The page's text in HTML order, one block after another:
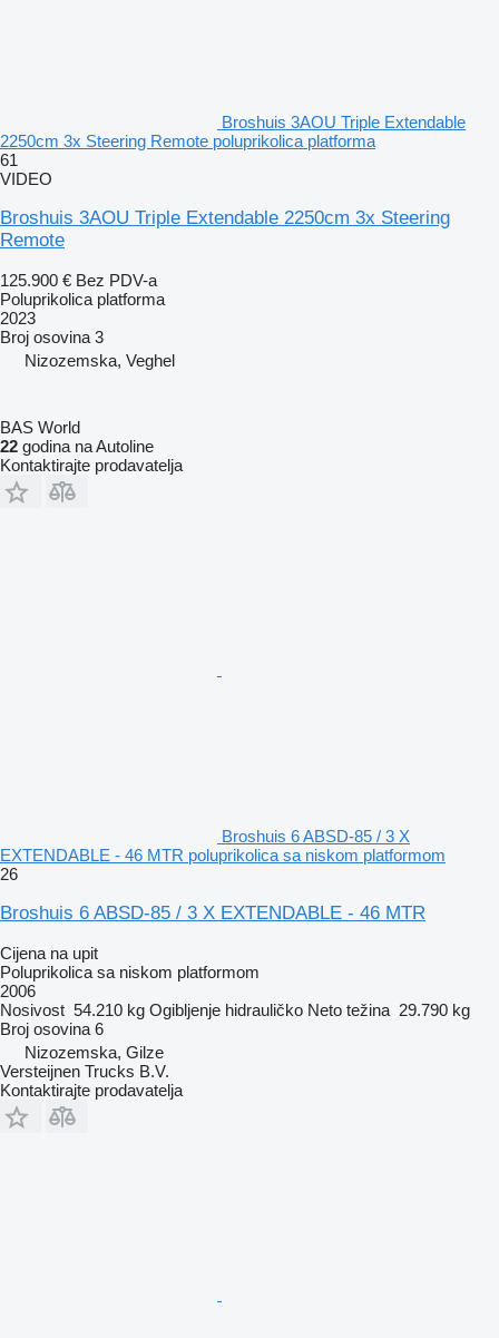
Broshuis 3AOU Triple Extendable
2250cm 3x Steering Remote poluprikolica platforma
61
VIDEO
Broshuis 3AOU Triple Extendable 2250cm 3x Steering
Remote
125.900 € Bez PDV-a
Poluprikolica platforma
2023
Broj osovina 3
Nizozemska, Veghel
BAS World
22 godina na Autoline
Kontaktirajte prodavatelja
Broshuis 6 ABSD-85 / 3 X
EXTENDABLE - 46 MTR poluprikolica sa niskom platformom
26
Broshuis 6 ABSD-85 / 3 X EXTENDABLE - 46 MTR
Cijena na upit
Poluprikolica sa niskom platformom
2006
Nosivost 54.210 kg Ogibljenje hidrauličko Neto težina 29.790 kg
Broj osovina 6
Nizozemska, Gilze
Versteijnen Trucks B.V.
Kontaktirajte prodavatelja